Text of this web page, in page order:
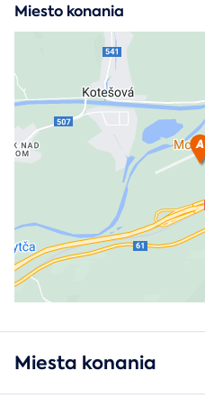
Miesto konania
Miesta konania